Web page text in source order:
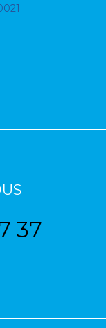
37